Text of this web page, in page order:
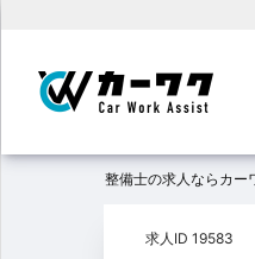
整備士の求人ならカー
求人ID 19583